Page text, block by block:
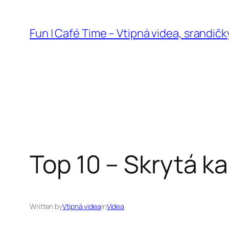
obsah
Fun | Café Time – Vtipná videa,
Top 10 – Skrytá
Written byVtipná videainVidea